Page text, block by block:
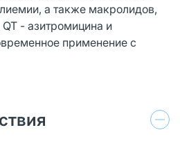
а также макролидов,
- азитромицина и
применение с